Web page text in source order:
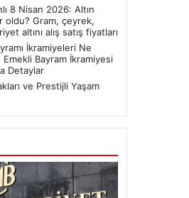
8 Nisan 2026: Altın
oldu? Gram, çeyrek,
altını alış satış fiyatları
İkramiyeleri Ne
Emekli Bayram İkramiyesi
Detaylar
ve Prestijli Yaşam